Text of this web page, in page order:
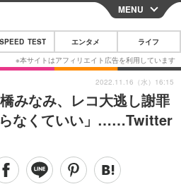
CLOSE
スマートフォン
その他
映画・ドラマ
MENU
SPEED TEST エンタメ ライフ
みなみ、レコ大逃し謝罪
なくていい」……Twitter
2022.11.16（水）16:15